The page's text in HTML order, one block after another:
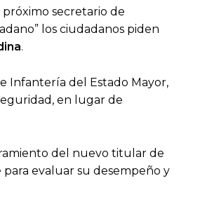
secretario de
los ciudadanos piden
.
Infantería del Estado Mayor,
en lugar de
del nuevo titular de
evaluar su desempeño y